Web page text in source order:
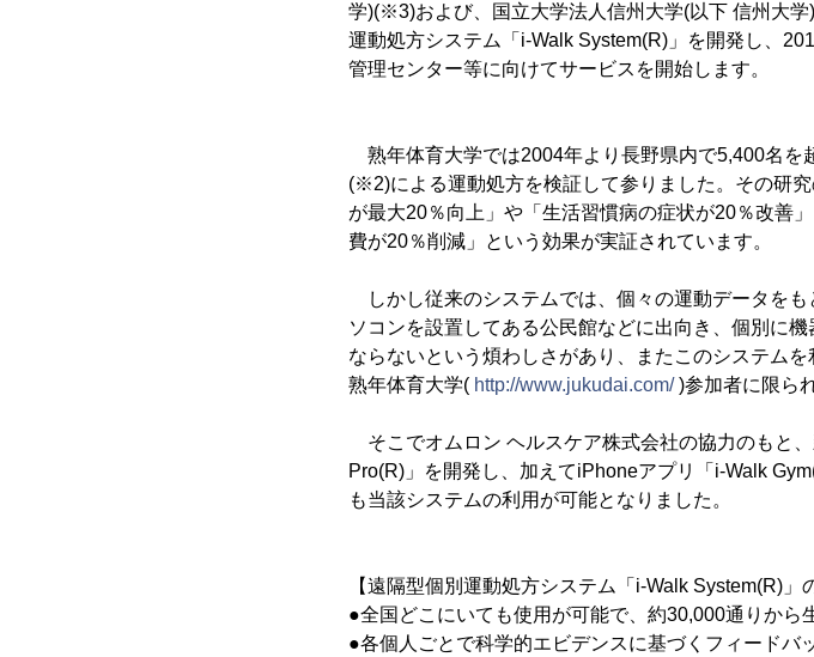
学)(※3)および、国立大学法人信州大学(以下 信州大
運動処方システム「i-Walk System(R)」を開発し、
管理センター等に向けてサービスを開始します。
熟年体育大学では2004年より長野県内で5,400名を
(※2)による運動処方を検証して参りました。その研
が最大20％向上」や「生活習慣病の症状が20％改善
費が20％削減」という効果が実証されています。
しかし従来のシステムでは、個々の運動データを
ソコンを設置してある公民館などに出向き、個別に
ならないという煩わしさがあり、またこのシステム
熟年体育大学( http://www.jukudai.com/)参加者に限ら
そこでオムロン ヘルスケア株式会社の協力のもと
Pro(R)」を開発し、加えてiPhoneアプリ「i-Walk
も当該システムの利用が可能となりました。
【遠隔型個別運動処方システム「i-Walk System(R)」
●全国どこにいても使用が可能で、約30,000通りから
●各個人ごとで科学的エビデンスに基づくフィードバ